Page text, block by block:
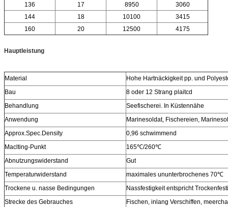
136
17 8950
3060
144
18 10100
3415
160
20 12500 4175
Hauptleistung
Material
Hohe Hartnäckigkeit pp. und
Bau
8 oder 12 Strang plaitcd
Behandlung
Seefischerei. In Küstennähe
Anwendung
Marinesoldat, Fischereien,
Approx.Spec.Density
0,96 schwimmend
Maclting-Punkt
165℃/260℃
Abnutzungswiderstand
Gut
Temperaturwiderstand
maximales ununterbrochenes 70℃
Trockene u. nasse Bedingungen
Nassfestigkeit entspricht
Strecke des Gebrauches
Fischen, inlang Verschiffen,